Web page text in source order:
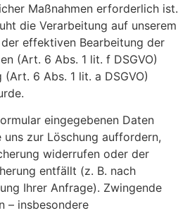
Maßnahmen erforderlich ist.
die Verarbeitung auf unserem
effektiven Bearbeitung der
(Art. 6 Abs. 1 lit. f DSGVO)
6 Abs. 1 lit. a DSGVO)
eingegebenen Daten
zur Löschung auffordern,
widerrufen oder der
entfällt (z. B. nach
Ihrer Anfrage). Zwingende
– insbesondere